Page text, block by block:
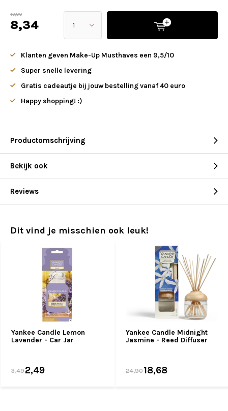
13,90
8,34
Klanten geven Make-Up Musthaves een 9,5/10
Super snelle levering
Gratis cadeautje bij jouw bestelling vanaf 40 euro
Happy shopping! :)
Productomschrijving
Bekijk ook
Reviews
Dit vind je misschien ook leuk!
Yankee Candle Lemon
Lavender - Car Jar
3,492,49
Yankee Candle Midnight
Jasmine - Reed Diffuser
24,9018,68